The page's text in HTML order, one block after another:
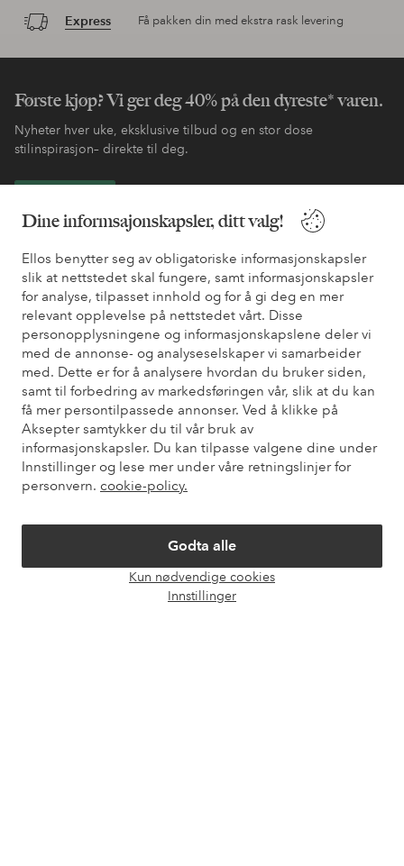
Dine informsajonskapsler, ditt valg!
Ellos benytter seg av obligatoriske informasjonskapsler
slik at nettstedet skal fungere, samt informasjonskapsler
for analyse, tilpasset innhold og for å gi deg en mer
relevant opplevelse på nettstedet vårt. Disse
personopplysningene og informasjonskapslene deler vi
med de annonse- og analyseselskaper vi samarbeider
med. Dette er for å analysere hvordan du bruker siden,
samt til forbedring av markedsføringen vår, slik at du kan
få mer persontilpassede annonser. Ved å klikke på
Aksepter samtykker du til vår bruk av
informasjonskapsler. Du kan tilpasse valgene dine under
Innstillinger og lese mer under våre retningslinjer for
personvern. cookie-policy.
Godta alle
Kun nødvendige cookies
Innstillinger
Express Få pakken din med ekstra rask levering
Første kjøp? Vi ger deg 40% på den dyreste* varen.
Nyheter hver uke, eksklusive tilbud og en stor dose
stilinspirasjon– direkte til deg.
Trenger du hjelp?
Du finner svar på de vanligste spørsmålene i vår FAQ. Du finner
også informasjon om hvordan du kan kontakte oss.
Kundeservice Bestilling Betalingsmåte
Mine sider
Om Ellos